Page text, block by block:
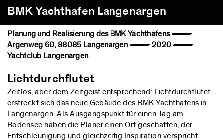
BMK Yachthafen Langenargen
Planung und Realisierung des BMK Yachthafens —
Argenweg 60, 88085 Langenargen — 2020 —
Yachtclub Langenargen
Lichtdurchflutet
Zeitlos, aber dem Zeitgeist entsprechend: Lichtdurchflutet
erstreckt sich das neue Gebäude des BMK Yachthafens in
Langenargen. Als Ausgangspunkt für einen Tag am
Bodensee haben die Planer einen Ort geschaffen, der
Entschleunigung und gleichzeitig Inspiration verspricht.